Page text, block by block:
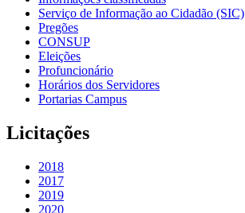
Serviço de Informação ao Cidadão (SIC)
Pregões
CONSUP
Eleições
Profuncionário
Horários dos Servidores
Portarias Campus
Licitações
2018
2017
2019
2020